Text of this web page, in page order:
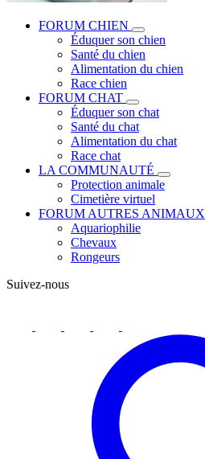
FORUM CHIEN
Éduquer son chien
Santé du chien
Alimentation du chien
Race chien
FORUM CHAT
Éduquer son chat
Santé du chat
Alimentation du chat
Race chat
LA COMMUNAUTÉ
Protection animale
Cimetière virtuel
FORUM AUTRES ANIMAUX
Aquariophilie
Chevaux
Rongeurs
Suivez-nous